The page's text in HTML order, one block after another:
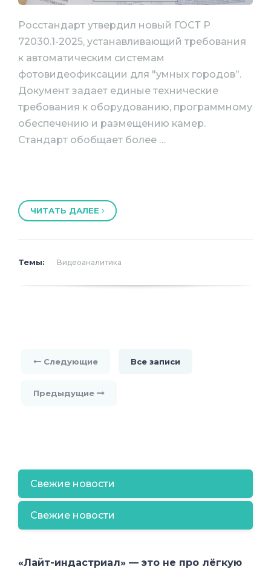
Росстандарт утвердил новый ГОСТ Р
72030.1-2025, устанавливающий требования
к автоматическим системам
фотовидеофиксации для "умных городов”.
Документ задает единые технические
требования к оборудованию, программному
обеспечению и размещению камер.
Стандарт обобщает более …
ЧИТАТЬ ДАЛЕЕ
Темы: Видеоаналитика
Следующие Все записи
Предыдущие
Свежие новости
Свежие новости
«Лайт-индастриал» — это не про лёгкую